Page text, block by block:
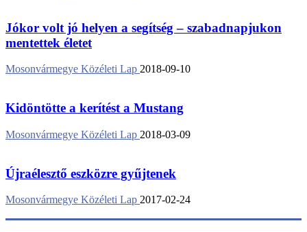
Jókor volt jó helyen a segítség – szabadnapjukon
mentettek életet
Mosonvármegye Közéleti Lap 2018-09-10
Kidöntötte a kerítést a Mustang
Mosonvármegye Közéleti Lap 2018-03-09
Újraélesztő eszközre gyűjtenek
Mosonvármegye Közéleti Lap 2017-02-24